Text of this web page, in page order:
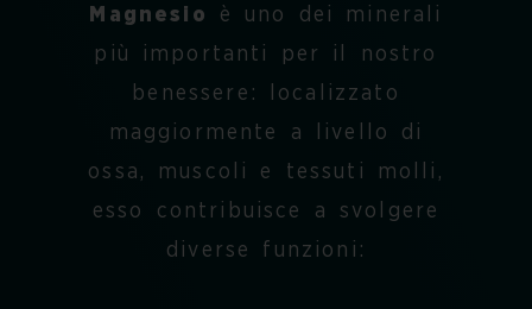
Magnesio
è uno dei minerali
più importanti per il nostro
benessere: localizzato
maggiormente a livello di
ossa, muscoli e tessuti molli,
esso contribuisce a svolgere
diverse funzioni: